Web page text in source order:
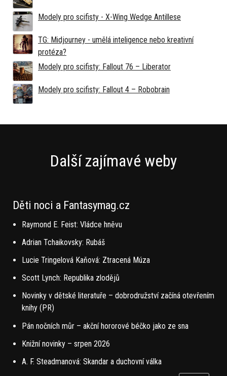
Modely pro scifisty - X-Wing Wedge Antillese
TG: Midjourney - umělá inteligence nebo kreativní
protéza?
Modely pro scifisty: Fallout 76 –⁠ Liberator
Modely pro scifisty: Fallout 4 –⁠ Robobrain
Další zajímavé weby
Děti noci a Fantasymag.cz
Raymond E. Feist: Vládce hněvu
Adrian Tchaikovsky: Rubáš
Lucie Tringelová Kaňová: Ztracená Múza
Scott Lynch: Republika zlodějů
Novinky v dětské literatuře – dobrodružství začíná otevřením
knihy (PR)
Pán nočních můr – akční hororové béčko jako ze sna
Knižní novinky – srpen 2026
A. F. Steadmanová: Skandar a duchovní válka